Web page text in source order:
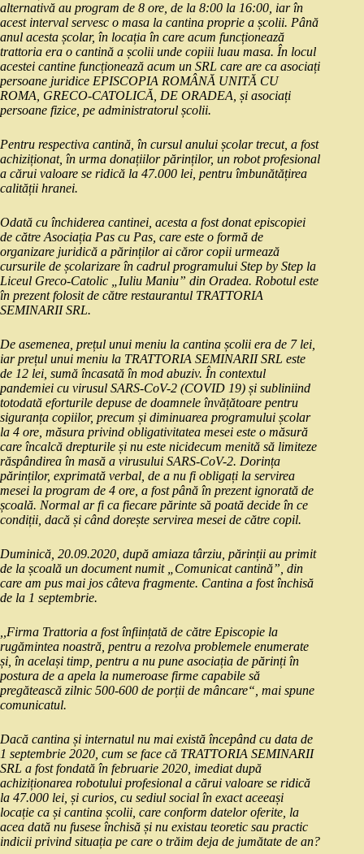
alternativă au program de 8 ore, de la 8:00 la 16:00, iar în
acest interval servesc o masa la cantina proprie a școlii. Până
anul acesta școlar, în locația în care acum funcționează
trattoria era o cantină a școlii unde copiii luau masa. În locul
acestei cantine funcționează acum un SRL care are ca asociați
persoane juridice EPISCOPIA ROMÂNĂ UNITĂ CU
ROMA, GRECO-CATOLICĂ, DE ORADEA, și asociați
persoane fizice, pe administratorul școlii.
Pentru respectiva cantină, în cursul anului școlar trecut, a fost
achiziționat, în urma donațiilor părinților, un robot profesional
a cărui valoare se ridică la 47.000 lei, pentru îmbunătățirea
calității hranei.
Odată cu închiderea cantinei, acesta a fost donat episcopiei
de către Asociația Pas cu Pas, care este o formă de
organizare juridică a părinților ai căror copii urmează
cursurile de școlarizare în cadrul programului Step by Step la
Liceul Greco-Catolic „Iuliu Maniu” din Oradea. Robotul este
în prezent folosit de către restaurantul TRATTORIA
SEMINARII SRL.
De asemenea, prețul unui meniu la cantina școlii era de 7 lei,
iar prețul unui meniu la TRATTORIA SEMINARII SRL este
de 12 lei, sumă încasată în mod abuziv. În contextul
pandemiei cu virusul SARS-CoV-2 (COVID 19) și subliniind
totodată eforturile depuse de doamnele învățătoare pentru
siguranța copiilor, precum și diminuarea programului școlar
la 4 ore, măsura privind obligativitatea mesei este o măsură
care încalcă drepturile și nu este nicidecum menită să limiteze
răspândirea în masă a virusului SARS-CoV-2. Dorința
părinților, exprimată verbal, de a nu fi obligați la servirea
mesei la program de 4 ore, a fost până în prezent ignorată de
școală. Normal ar fi ca fiecare părinte să poată decide în ce
condiții, dacă și când dorește servirea mesei de către copil.
Duminică, 20.09.2020, după amiaza târziu, părinții au primit
de la școală un document numit „Comunicat cantină”, din
care am pus mai jos câteva fragmente. Cantina a fost închisă
de la 1 septembrie.
,,Firma Trattoria a fost înființată de către Episcopie la
rugămintea noastră, pentru a rezolva problemele enumerate
și, în același timp, pentru a nu pune asociația de părinți în
postura de a apela la numeroase firme capabile să
pregătească zilnic 500-600 de porții de mâncare“, mai spune
comunicatul.
Dacă cantina și internatul nu mai există începând cu data de
1 septembrie 2020, cum se face că TRATTORIA SEMINARII
SRL a fost fondată în februarie 2020, imediat după
achiziționarea robotului profesional a cărui valoare se ridică
la 47.000 lei, și curios, cu sediul social în exact aceeași
locație ca și cantina școlii, care conform datelor oferite, la
acea dată nu fusese închisă și nu existau teoretic sau practic
indicii privind situația pe care o trăim deja de jumătate de an?